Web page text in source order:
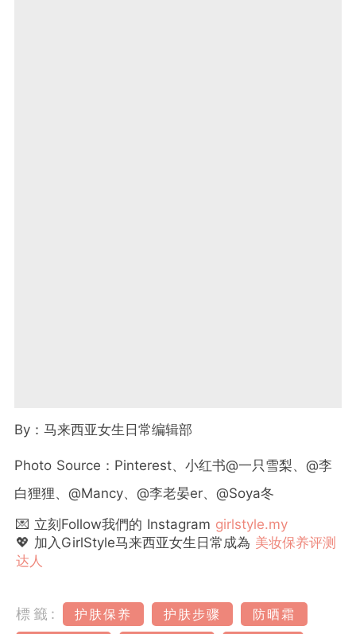
By：马来西亚女生日常编辑部
Photo Source：Pinterest、小红书@一只雪梨、@李
白狸狸、@Mancy、@李老晏er、@Soya冬
💌 立刻Follow我們的 Instagram girlstyle.my
💖 加入GirlStyle马来西亚女生日常成為 美妆保养评测
达人
標籤: 护肤保养 护肤步骤
防晒霜